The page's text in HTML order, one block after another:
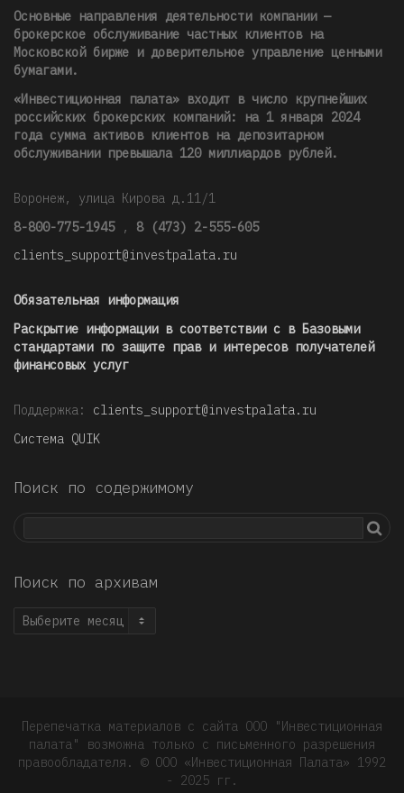
Основные направления деятельности компании —
брокерское обслуживание частных клиентов на
Московской бирже и доверительное управление ценными
бумагами.
«Инвестиционная палата» входит в число крупнейших
российских брокерских компаний: на 1 января 2024
года сумма активов клиентов на депозитарном
обслуживании превышала 120 миллиардов рублей.
Воронеж, улица Кирова д.11/1
8-800-775-1945 , 8 (473) 2-555-605
clients_support@investpalata.ru
Обязательная информация
Раскрытие информации в соответствии с в Базовыми
стандартами по защите прав и интересов получателей
финансовых услуг
Поддержка: clients_support@investpalata.ru
Система QUIK
Поиск по содержимому
Поиск по архивам
Поиск
Перепечатка материалов с сайта ООО "Инвестиционная
палата" возможна только с письменного разрешения
правообладателя. © OOO «Инвестиционная Палата» 1992
- 2025 гг.